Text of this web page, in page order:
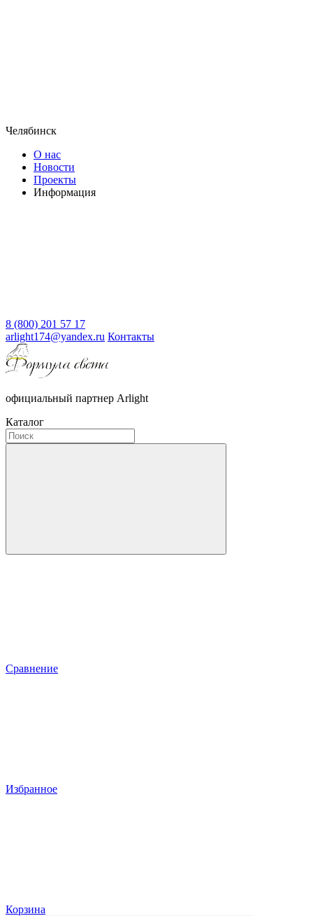
Челябинск
О нас
Новости
Проекты
Информация
8 (800) 201 57 17
arlight174@yandex.ru Контакты
официальный партнер Arlight
Каталог
Сравнение
Избранное
Корзина